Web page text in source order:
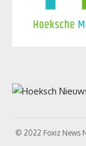
© 2022 Foxiz News